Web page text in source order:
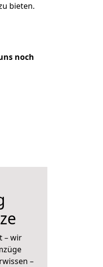
bieten.
noch
– wir
–